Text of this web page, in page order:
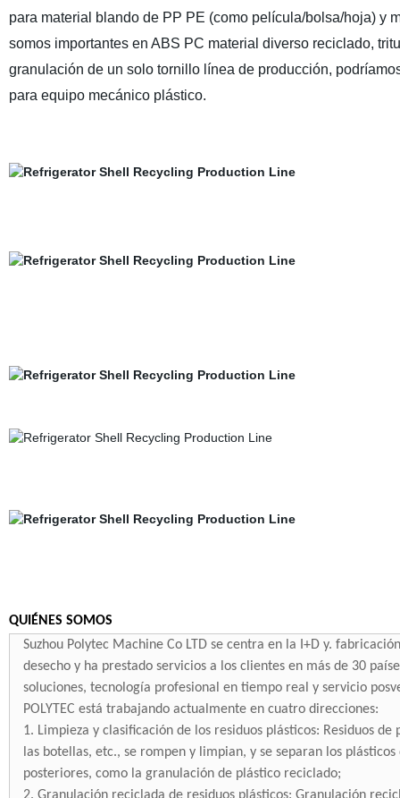
para material blando de PP PE (como película/bolsa/hoja) y
somos importantes en ABS PC material diverso reciclado,
granulación de un solo tornillo línea de producción,
para equipo mecánico plástico.
QUIÉNES SOMOS
Suzhou Polytec Machine Co LTD se centra en la I+D y.
desecho y ha prestado servicios a los clientes en más de 30
soluciones, tecnología profesional en tiempo real y servicio
POLYTEC está trabajando actualmente en cuatro direcciones:
1. Limpieza y clasificación de los residuos plásticos: Residuos
las botellas, etc., se rompen y limpian, y se separan los
posteriores, como la granulación de plástico reciclado;